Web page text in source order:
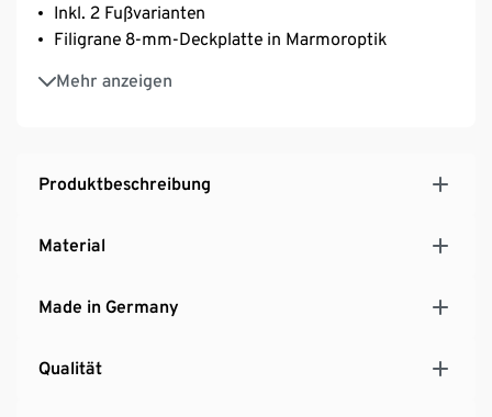
Inkl. 2 Fußvarianten
Filigrane 8-mm-Deckplatte in Marmoroptik
Mehr anzeigen
Melaminharzbeschichtet
Hochwertige ABS-Kanten
Produktbeschreibung
Material
Made in Germany
Qualität